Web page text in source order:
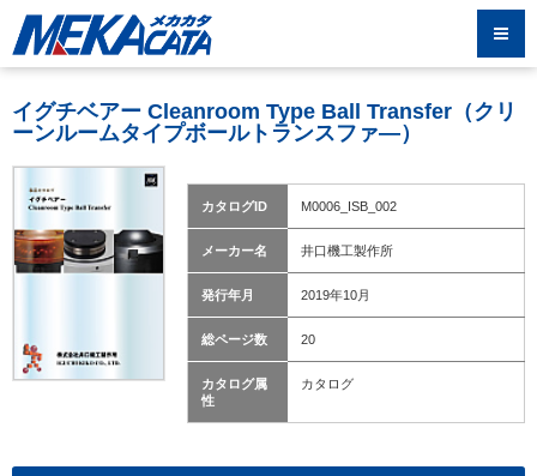
イグチベアー Cleanroom Type Ball Transfer（クリ
ーンルームタイプボールトランスファ―）
カタログID M0006_ISB_002
メーカー名 井口機工製作所
発行年月 2019年10月
総ページ数 20
カタログ属
性
カタログ